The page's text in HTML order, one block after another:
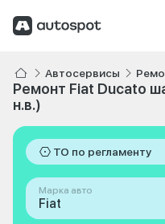
Автосервисы
Ремонт Fiat Ducato
н.в.)
ТО по регламенту
Марка авто
Fiat